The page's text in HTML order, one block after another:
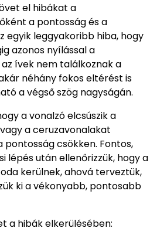
el hibákat a
a pontosság és a
egyik leggyakoribb hiba, hogy
azonos nyílással a
ívek nem találkoznak a
néhány fokos eltérést is
a végső szög nagyságán.
a vonalzó elcsúszik a
a ceruzavonalakat
pontosság csökken. Fontos,
lépés után ellenőrizzük, hogy a
kerülnek, ahová terveztük,
ki a vékonyabb, pontosabb
a hibák elkerülésében: